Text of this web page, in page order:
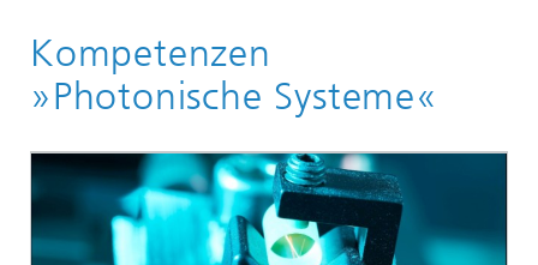
Geschäftsfelder
Photonische Systeme
Kompetenzen
»Photonische Systeme«